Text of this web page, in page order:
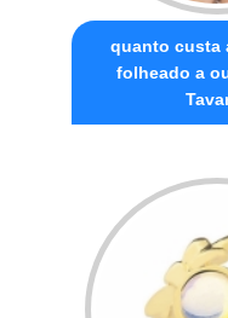
quanto custa
folheado a